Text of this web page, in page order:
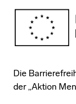
Die
der „Aktion